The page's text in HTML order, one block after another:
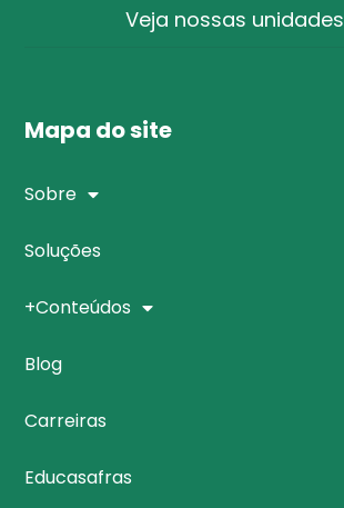
Veja nossas unidades
Mapa do site
Sobre
Soluções
+Conteúdos
Blog
Carreiras
Educasafras